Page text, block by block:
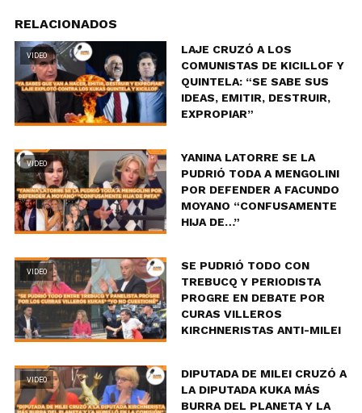
RELACIONADOS
VIDEO
LAJE CRUZÓ A LOS
COMUNISTAS DE KICILLOF Y
QUINTELA: “SE SABE SUS
IDEAS, EMITIR, DESTRUIR,
EXPROPIAR”
VIDEO
YANINA LATORRE SE LA
PUDRIÓ TODA A MENGOLINI
POR DEFENDER A FACUNDO
MOYANO “CONFUSAMENTE
HIJA DE…”
VIDEO
SE PUDRIÓ TODO CON
TREBUCQ Y PERIODISTA
PROGRE EN DEBATE POR
CURAS VILLEROS
KIRCHNERISTAS ANTI-MILEI
VIDEO
DIPUTADA DE MILEI CRUZÓ A
LA DIPUTADA KUKA MÁS
BURRA DEL PLANETA Y LA